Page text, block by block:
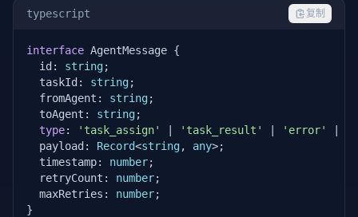
        result =
._execute_with_retry(
"代码审查"
if
not result.success:
return
        context[
"review"
        state = TaskState.TESTING
# Phase 4: 测试生成
        result =
self ._execute_with_retry(
"测试生成"
if
not result.success:
return TaskResult(success=
    }
return state;
  }
private async executeWithRetry
    worker: WorkerDef,
    task:
string,
    ctx:
Record< string, any>,
    state: TaskState
  ) {
for ( let attempt =
typescript 复制
interface AgentMessage {
  id:
string;
  taskId:
string;
  fromAgent:
string;
  toAgent:
string;
type: 'task_assign' 'task_result' 'error'
  payload:
Record<string, any>;
  timestamp:
number;
  retryCount:
number;
  maxRetries:
number;
}